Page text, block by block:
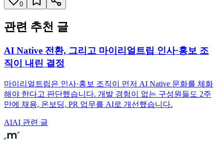
0
관련 추천 글
AI Native 전환, 그리고 마이리얼트립 인사·홍보 조
직이 내린 결정
마이리얼트립은 인사·홍보 조직이 먼저 AI Native 문화를 체화
해야 한다고 판단했습니다. 개발 경험이 없는 구성원들도 2주
만에 채용, 온보딩, PR 업무를 AI로 개선했습니다.
AIAI 관련 글